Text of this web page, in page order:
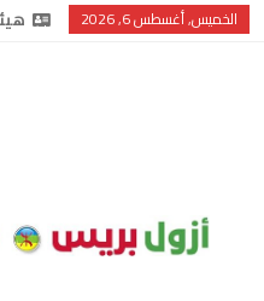
الخميس, أغسطس 6, 2026